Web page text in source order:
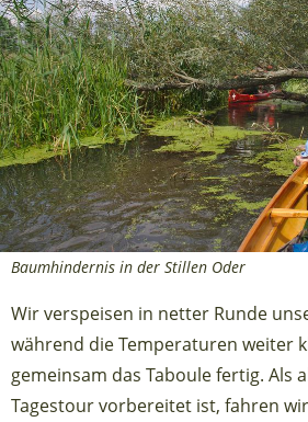
Baumhindernis in der Stillen Oder
Wir verspeisen in netter Runde
während die Temperaturen weiter
gemeinsam das Taboule fertig. Als
Tagestour vorbereitet ist, fahren